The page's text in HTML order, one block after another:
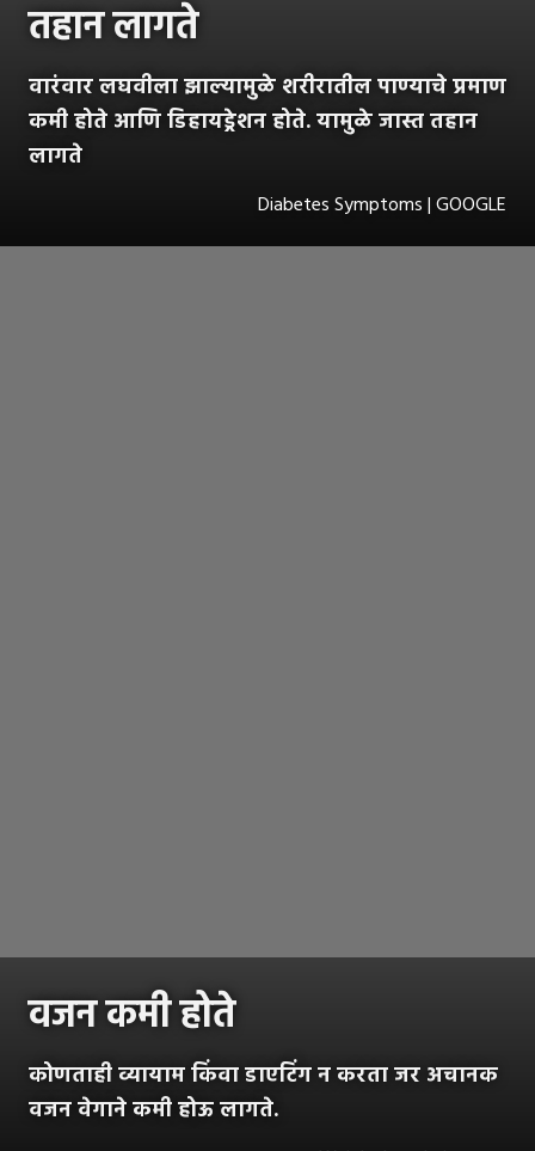
तहान लागते
वारंवार लघवीला झाल्यामुळे शरीरातील पाण्याचे प्रमाण
कमी होते आणि डिहायड्रेशन होते. यामुळे जास्त तहान
लागते
Diabetes Symptoms | GOOGLE
वजन कमी होते
कोणताही व्यायाम किंवा डाएटिंग न करता जर अचानक
वजन वेगाने कमी होऊ लागते.